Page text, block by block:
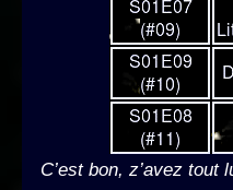
C’est bon, z’avez tout